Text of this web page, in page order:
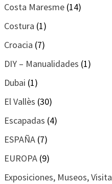
Costa Maresme (14)
Costura (1)
Croacia (7)
DIY – Manualidades (1)
Dubai (1)
El Vallès (30)
Escapadas (4)
ESPAÑA (7)
EUROPA (9)
Exposiciones, Museos, Visita